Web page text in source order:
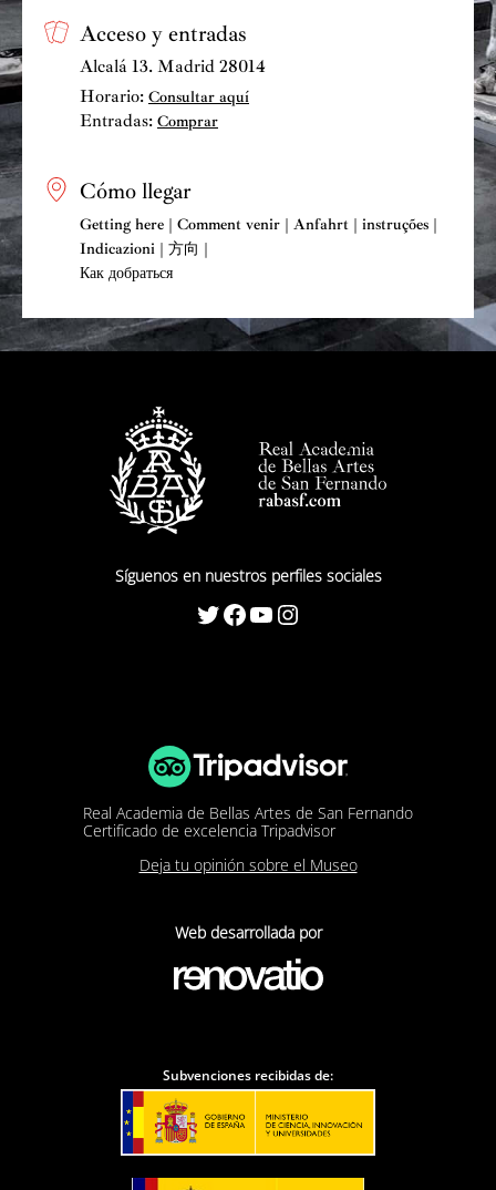
Acceso y entradas
Alcalá 13. Madrid 28014
Horario: Consultar aquí
Entradas: Comprar
Cómo llegar
Getting here | Comment venir | Anfahrt | instruções |
Indicazioni | 方向 |
Как добраться
Síguenos en nuestros perfiles sociales
Twitter Facebook YouTube Instagram
Real Academia de Bellas Artes de San Fernando
Certificado de excelencia Tripadvisor
Deja tu opinión sobre el Museo
Web desarrollada por
Subvenciones recibidas de: